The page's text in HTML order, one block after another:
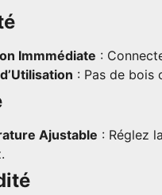
Immmédiate :
: Pas de bois
Ajustable : Réglez